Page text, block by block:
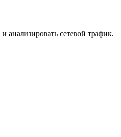
анализировать сетевой трафик.